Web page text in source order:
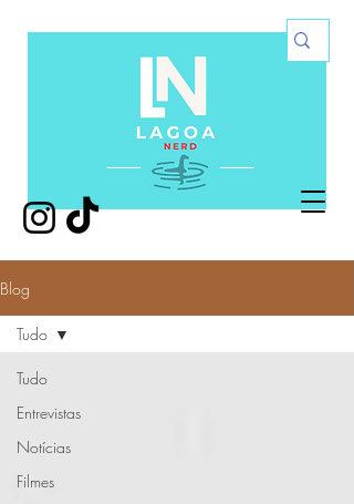
Blog
Tudo
Entrevistas
Notícias
Filmes
Tudo